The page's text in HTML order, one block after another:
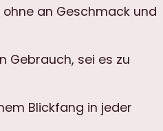
an Geschmack und
Gebrauch, sei es zu
Blickfang in jeder